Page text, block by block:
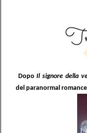
DopoIl signore della
del paranormal